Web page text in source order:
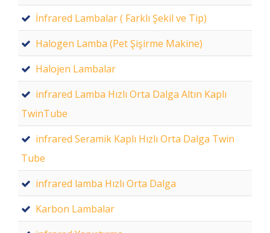
İnfrared Lambalar ( Farklı Şekil ve Tip)
Halogen Lamba (Pet Şişirme Makine)
Halojen Lambalar
infrared Lamba Hızlı Orta Dalga Altın Kaplı
TwinTube
infrared Seramik Kaplı Hızlı Orta Dalga Twin
Tube
infrared lamba Hızlı Orta Dalga
Karbon Lambalar